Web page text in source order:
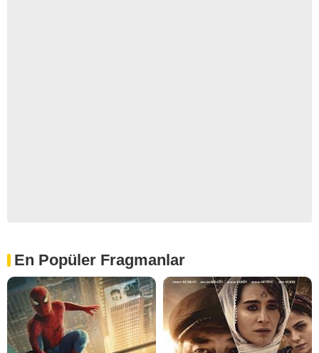
En Popüler Fragmanlar